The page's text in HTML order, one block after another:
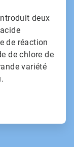
deux
de réaction
de chlore de
variété